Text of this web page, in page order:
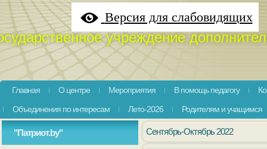
Версия для слабовидящих
учреждение
Главная О центре Мероприятия В помощь педагогу
Объединения по интересам
Лето-2026 Родителям и учащимся
"Патриот.by" Сентябрь-Октябрь 2022